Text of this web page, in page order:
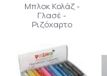
Μπλοκ Κολάζ -
Γλασέ -
Ριζόχαρτο